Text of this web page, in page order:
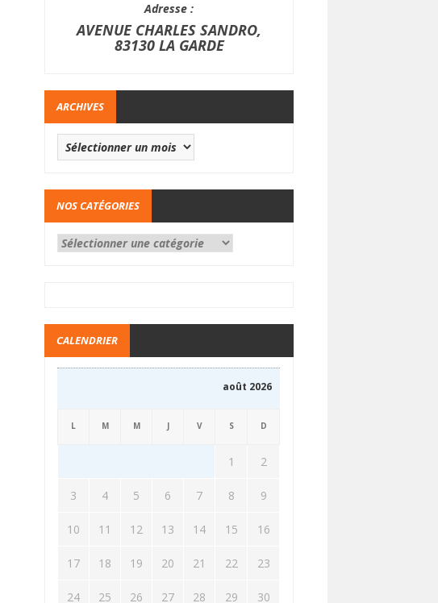
Adresse :
AVENUE CHARLES SANDRO,
83130 LA GARDE
ARCHIVES
NOS CATÉGORIES
CALENDRIER
août 2026
L M M J V S D
1 2
3 4 5 6 7 8 9
10 11 12 13 14 15 16
17 18 19 20 21 22 23
24 25 26 27 28 29 30